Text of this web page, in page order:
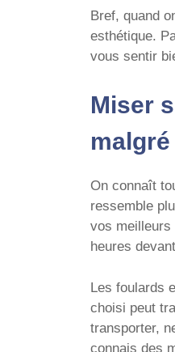
Bref, quand
esthétique.
vous sentir
Miser
On connaît
ressemble
vos meilleurs
heures
Les foulards
choisi peut
transporter,
connais des